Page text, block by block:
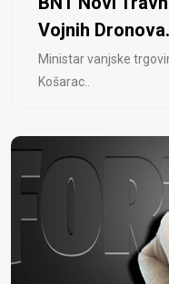
Vojnih
Ministar vanjske
Košarac..